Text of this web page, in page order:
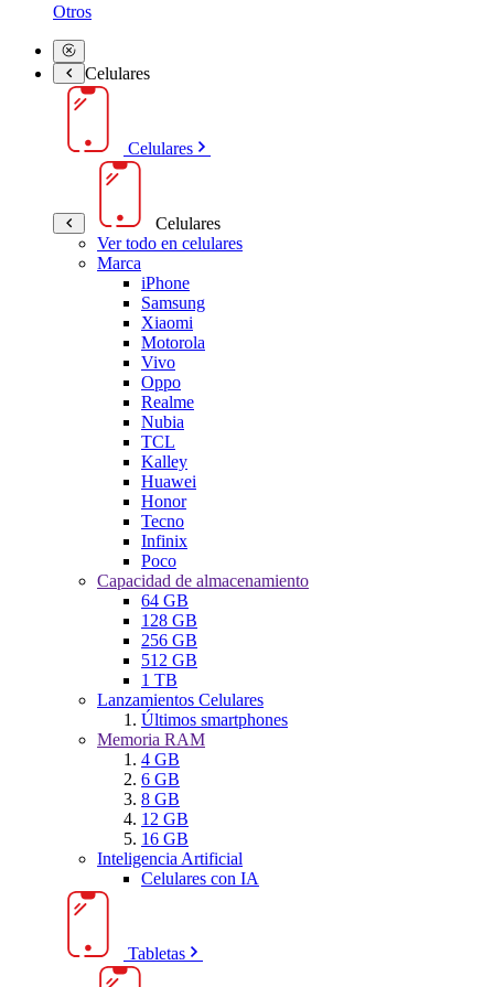
Otros
Celulares
Celulares
Celulares
Ver todo en celulares
Marca
iPhone
Samsung
Xiaomi
Motorola
Vivo
Oppo
Realme
Nubia
TCL
Kalley
Huawei
Honor
Tecno
Infinix
Poco
Capacidad de almacenamiento
64 GB
128 GB
256 GB
512 GB
1 TB
Lanzamientos Celulares
Últimos smartphones
Memoria RAM
4 GB
6 GB
8 GB
12 GB
16 GB
Inteligencia Artificial
Celulares con IA
Tabletas